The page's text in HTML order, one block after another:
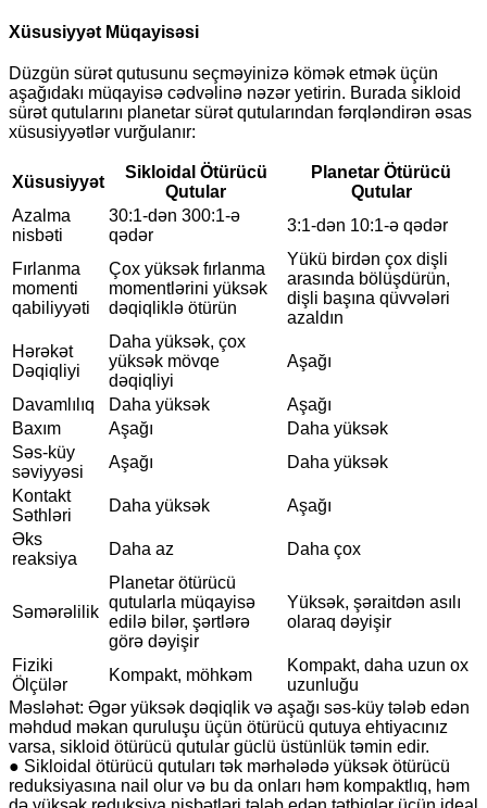
Xüsusiyyət Müqayisəsi
Düzgün sürət qutusunu seçməyinizə kömək etmək üçün
aşağıdakı müqayisə cədvəlinə nəzər yetirin. Burada sikloid
sürət qutularını planetar sürət qutularından fərqləndirən əsas
xüsusiyyətlər vurğulanır:
Xüsusiyyət
Sikloidal Ötürücü
Qutular
Planetar Ötürücü
Qutular
Azalma
nisbəti
30:1-dən 300:1-ə
qədər
3:1-dən 10:1-ə qədər
Fırlanma
momenti
qabiliyyəti
Çox yüksək fırlanma
momentlərini yüksək
dəqiqliklə ötürün
Yükü birdən çox dişli
arasında bölüşdürün,
dişli başına qüvvələri
azaldın
Hərəkət
Dəqiqliyi
Daha yüksək, çox
yüksək mövqe
dəqiqliyi
Aşağı
Davamlılıq Daha yüksək
Aşağı
Baxım
Aşağı
Daha yüksək
Səs-küy
səviyyəsi
Aşağı
Daha yüksək
Kontakt
Səthləri
Daha yüksək
Aşağı
Əks
reaksiya
Daha az Daha çox
Səmərəlilik
Planetar ötürücü
qutularla müqayisə
edilə bilər, şərtlərə
görə dəyişir
Yüksək, şəraitdən asılı
olaraq dəyişir
Fiziki
Ölçülər
Kompakt, möhkəm
Kompakt, daha uzun ox
uzunluğu
Məsləhət: Əgər yüksək dəqiqlik və aşağı səs-küy tələb edən
məhdud məkan quruluşu üçün ötürücü qutuya ehtiyacınız
varsa, sikloid ötürücü qutular güclü üstünlük təmin edir.
● Sikloidal ötürücü qutuları tək mərhələdə yüksək ötürücü
reduksiyasına nail olur və bu da onları həm kompaktlıq, həm